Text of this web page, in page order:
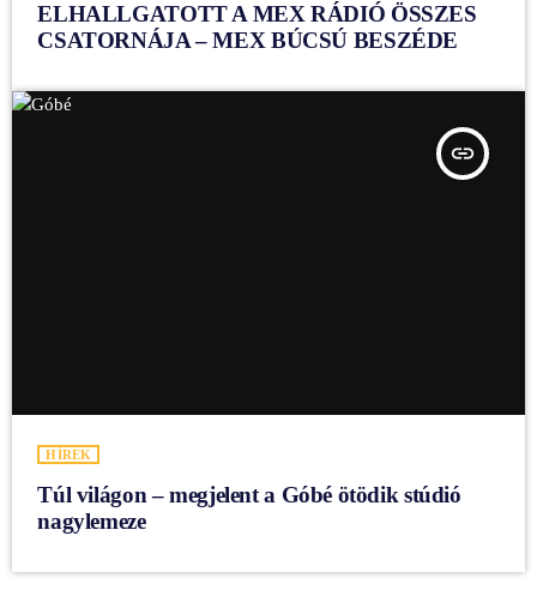
ELHALLGATOTT A MEX RÁDIÓ ÖSSZES
CSATORNÁJA – MEX BÚCSÚ BESZÉDE
insert_link
HÍREK
Túl világon – megjelent a Góbé ötödik stúdió
nagylemeze